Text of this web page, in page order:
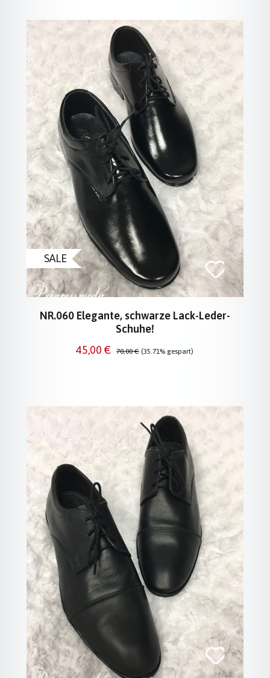
SALE
NR.060 Elegante, schwarze Lack-Leder-
Schuhe!
Verkaufspreis:
45,00 € Regulärer Preis:
70,00 € (35.71% gespart)